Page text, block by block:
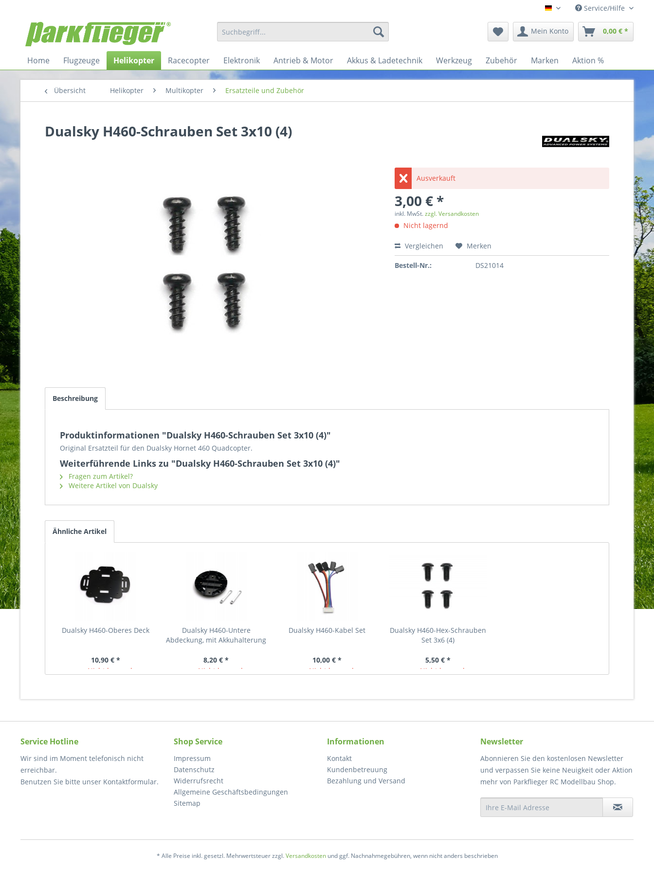
Deutsch Service/Hilfe
Mein Konto 0,00 € *
Home Flugzeuge Helikopter Racecopter Elektronik Antrieb & Motor Akkus & Ladetechnik Werkzeug Zubehör Marken Aktion %
Übersicht Helikopter Multikopter Ersatzteile und Zubehör
Dualsky H460-Schrauben Set 3x10 (4)
Ausverkauft
3,00 € *
inkl. MwSt.zzgl. Versandkosten
Nicht lagernd
Vergleichen Merken
Bestell-Nr.: DS21014
Beschreibung
Produktinformationen "Dualsky H460-Schrauben Set 3x10 (4)"
Original Ersatzteil für den Dualsky Hornet 460 Quadcopter.
Weiterführende Links zu "Dualsky H460-Schrauben Set 3x10 (4)"
Fragen zum Artikel?
Weitere Artikel von Dualsky
Ähnliche Artikel
Dualsky H460-Oberes Deck
10,90 € *
Nicht lagernd
Dualsky H460-Untere
Abdeckung, mit Akkuhalterung
8,20 € *
Nicht lagernd
Dualsky H460-Kabel Set
10,00 € *
Nicht lagernd
Dualsky H460-Hex-Schrauben
Set 3x6 (4)
5,50 € *
Nicht lagernd
Service Hotline
Wir sind im Moment telefonisch nicht
erreichbar.
Benutzen Sie bitte unser Kontaktformular.
Shop Service
Impressum
Datenschutz
Widerrufsrecht
Allgemeine Geschäftsbedingungen
Sitemap
Informationen
Kontakt
Kundenbetreuung
Bezahlung und Versand
Newsletter
Abonnieren Sie den kostenlosen Newsletter
und verpassen Sie keine Neuigkeit oder Aktion
mehr von Parkflieger RC Modellbau Shop.
* Alle Preise inkl. gesetzl. Mehrwertsteuer zzgl.Versandkostenund ggf. Nachnahmegebühren, wenn nicht anders beschrieben